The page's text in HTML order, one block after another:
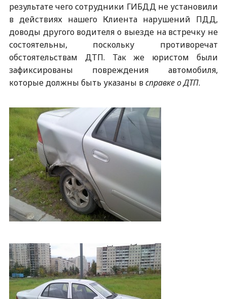
результате чего сотрудники ГИБДД не установили
в действиях нашего Клиента нарушений ПДД,
доводы другого водителя о выезде на встречку не
состоятельны, поскольку противоречат
обстоятельствам ДТП. Так же юристом были
зафиксированы повреждения автомобиля,
которые должны быть указаны всправке о ДТП.